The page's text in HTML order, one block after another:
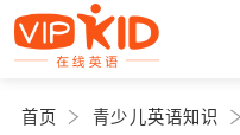
首页 青少儿英语知识